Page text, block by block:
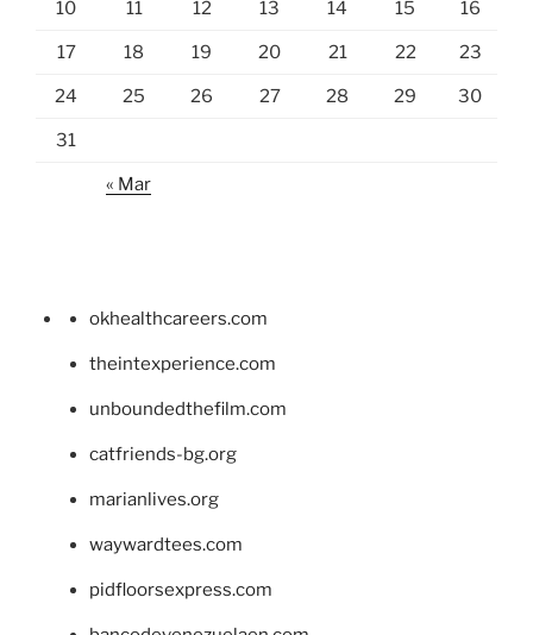
10 11 12 13 14 15 16
17 18 19 20 21 22 23
24 25 26 27 28 29 30
31
« Mar
okhealthcareers.com
theintexperience.com
unboundedthefilm.com
catfriends-bg.org
marianlives.org
waywardtees.com
pidfloorsexpress.com